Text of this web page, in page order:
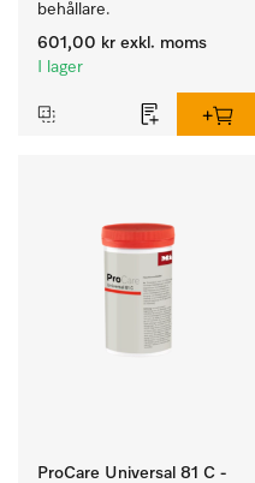
behållare.
601,00 kr exkl. moms
I lager
ProCare Universal 81 C -